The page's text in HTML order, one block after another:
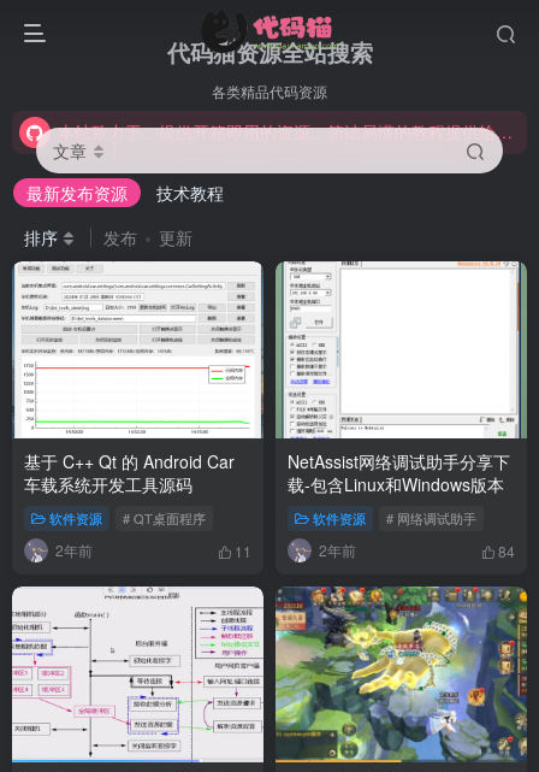
代码猫资源全站搜索
各类精品代码资源
文章
本站致力于：提供开箱即用的资源、简洁易懂的教程提供给大家学习。资源均可通过签到、留言、回帖等方式积攒积分下载~
欢迎访问代码猫，猫の社区，一起在IT求知的路上探讨研究，学习技术。
本站致力于：提供开箱即用的资源、简洁易懂的教程提供给大家学习。资源均可通过签到、留言、回帖等方式积攒积分下载~
欢迎访问代码猫，猫の社区，一起在IT求知的路上探讨研究，学习技术。
最新发布资源
技术教程
排序
发布 更新
基于 C++ Qt 的 Android Car
车载系统开发工具源码
软件资源 # QT桌面程序
2年前 11
NetAssist网络调试助手分享下
载-包含Linux和Windows版本
软件资源 # 网络调试助手
2年前 84